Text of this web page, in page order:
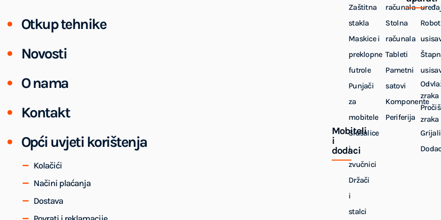
Otkup tehnike
Novosti
O nama
Kontakt
Opći uvjeti korištenja
Kolačići
Načini plaćanja
Dostava
Mobiteli
i
dodaci
Zaštitna
stakla
Maskice i
preklopne
futrole
Punjači
za
mobitele
Slušalice
i
zvučnici
Držači
i
stalci
računala
Stolna
računala
Tableti
Pametni
satovi
Komponente
Periferija
zraka
zraka